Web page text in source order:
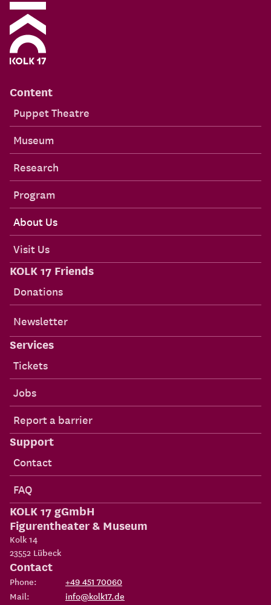
Content
Puppet Theatre
Museum
Research
Program
About Us
Visit Us
KOLK 17 Friends
Donations
Newsletter
Services
Tickets
Jobs
Report a barrier
Support
Contact
FAQ
KOLK 17 gGmbH
Figurentheater & Museum
Kolk 14
23552 Lübeck
Contact
Phone:
+49 451 70060
Mail:
info@kolk17.de